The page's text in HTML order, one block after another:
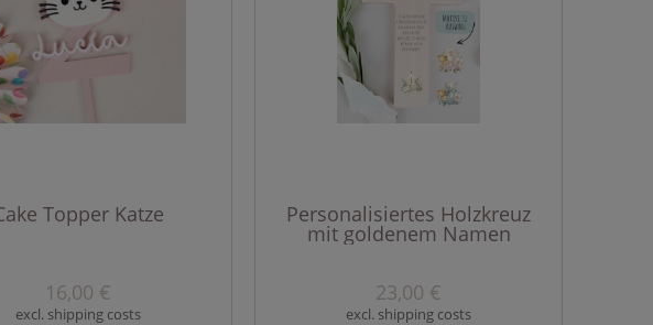
Topper Katze
16,00 €
excl. shipping costs
Personalisiertes Holzkreuz
mit goldenem Namen
23,00 €
excl. shipping costs